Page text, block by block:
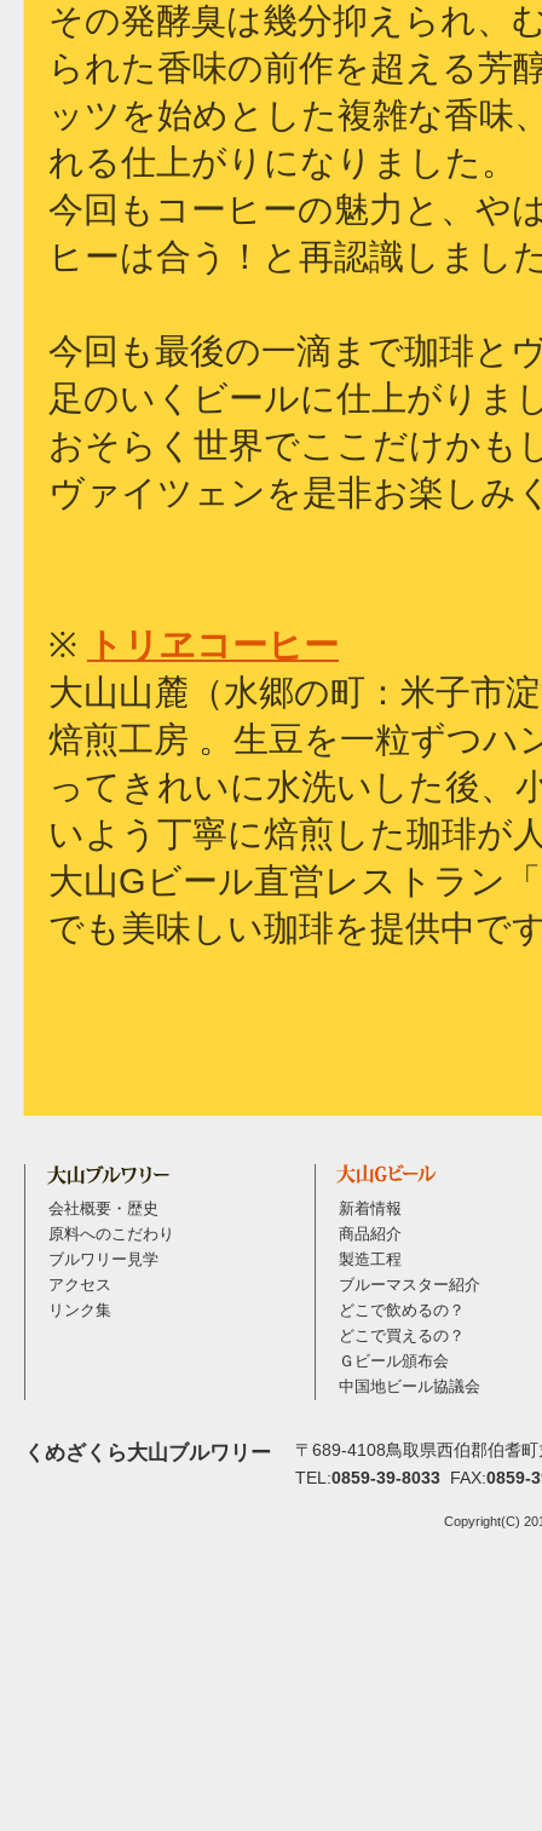
その発酵臭は幾分抑えられ、
られた香味の前作を超える芳
ッツを始めとした複雑な香味
れる仕上がりになりました。
今回もコーヒーの魅力と、や
ヒーは合う！と再認識しまし
今回も最後の一滴まで珈琲と
足のいくビールに仕上がりま
おそらく世界でここだけかも
ヴァイツェンを是非お楽しみ
※
トリヱコーヒー
大山山麓（水郷の町：米子市
焙煎工房 。生豆を一粒ずつハ
ってきれいに水洗いした後、
いよう丁寧に焙煎した珈琲が
大山Gビール直営レストラン
でも美味しい珈琲を提供中で
会社概要・歴史
原料へのこだわり
ブルワリー見学
アクセス
リンク集
新着情報
商品紹介
製造工程
ブルーマスター紹介
どこで飲めるの？
どこで買えるの？
Ｇビール頒布会
中国地ビール協議会
くめざくら大山ブルワリー
〒689-4108鳥取県西伯郡伯耆
TEL:0859-39-8033 FAX:0859-
Copyright(C)